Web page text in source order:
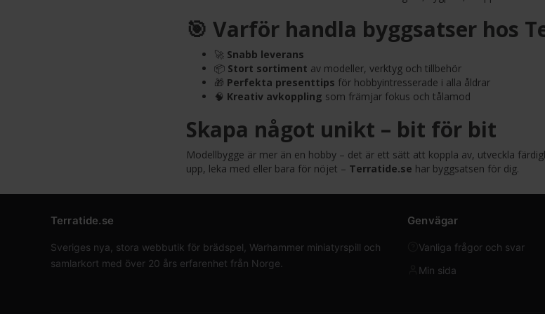
🎯 Varför handla byggsatser hos
🚀 Snabb leverans
📦 Stort sortiment av modeller, verktyg och tillbehör
🎁 Perfekta presenttips för hobbyintresserade i alla åldrar
🧠 Kreativ avkoppling som främjar fokus och tålamod
Skapa något unikt – bit för bit
Modellbygge är mer än en hobby – det är ett sätt att koppla av, utveckla
upp, leka med eller bara för nöjet – Terratide.se har byggsatsen för dig.
Terratide.se
Sveriges nya, stora webbutik för brädspel, Warhammer miniatyrspill och
samlarkort med över 20 års erfarenhet från Norge.
Genvägar
Vanliga frågor och svar
Min sida